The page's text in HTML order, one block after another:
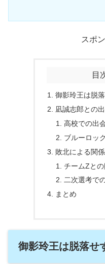
スポ
目
御影玲王は脱
凪誠志郎との
高校での出
ブルーロッ
敗北による関
チームZと
二次選考で
まとめ
御影玲王は脱落せ